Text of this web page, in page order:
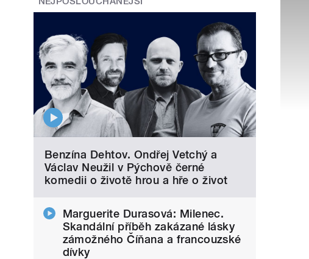
Benzína Dehtov. Ondřej Vetchý a
Václav Neužil v Pýchově černé
komedii o životě hrou a hře o život
Marguerite Durasová: Milenec.
Skandální příběh zakázané lásky
zámožného Číňana a francouzské
dívky